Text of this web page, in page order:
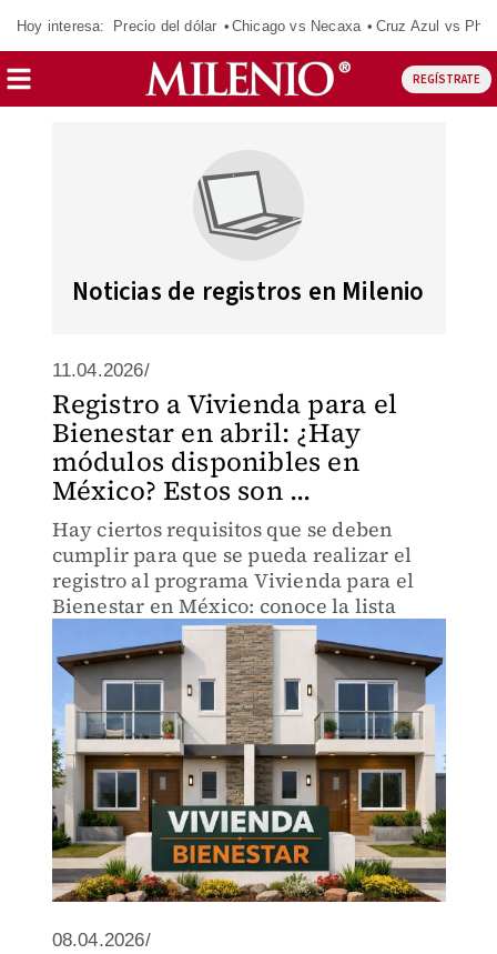
Hoy interesa: Precio del dólar Chicago vs Necaxa Cruz Azul vs
REGÍSTRATE
Noticias de registros en Milenio
11.04.2026/
Registro a Vivienda para el
Bienestar en abril: ¿Hay
módulos disponibles en
México? Estos son ...
Hay ciertos requisitos que se deben
cumplir para que se pueda realizar el
registro al programa Vivienda para el
Bienestar en México: conoce la lista
08.04.2026/